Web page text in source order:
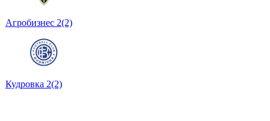
Агробизнес 2(2)
Кудровка 2(2)